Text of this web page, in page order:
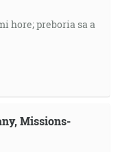
hore; preboria sa a
Missions-